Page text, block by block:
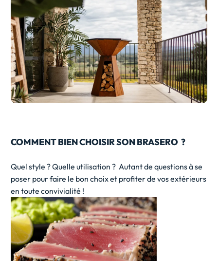
COMMENT BIEN CHOISIR SON BRASERO ?
Quel style ? Quelle utilisation ? Autant de questions à se
poser pour faire le bon choix et profiter de vos extérieurs
en toute convivialité !